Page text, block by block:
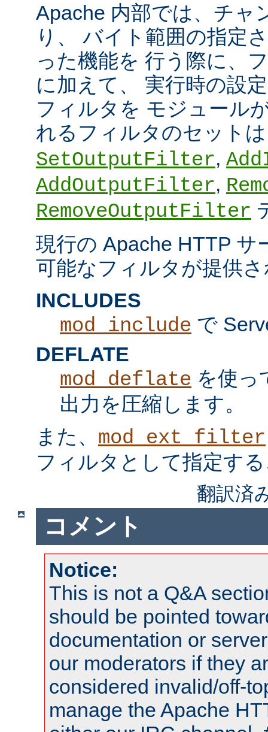
Apache 内部では、チャ
り、 バイト範囲の指定
った機能を 行う際に、
に加えて、 実行時の設
フィルタを モジュール
れるフィルタのセット
SetOutputFilter,
AddOutputFilter,
RemoveOutputFilter
現行の Apache HTTP サ
可能なフィルタが提供
INCLUDES
mod_include で
DEFLATE
mod_deflate を使っ
出力を圧縮します。
また、 mod_ext_filter
フィルタとして指定す
翻訳済
コメント
Notice:
This is not a Q&A
should be pointed
documentation or
our moderators if they
considered invalid/off-
manage the Apache